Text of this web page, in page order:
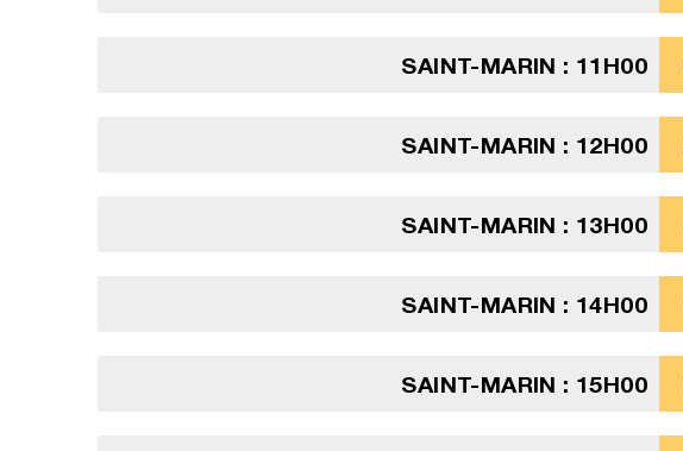
SAINT-MARIN : 11H00
SAINT-MARIN : 12H00
SAINT-MARIN : 13H00
SAINT-MARIN : 14H00
SAINT-MARIN : 15H00